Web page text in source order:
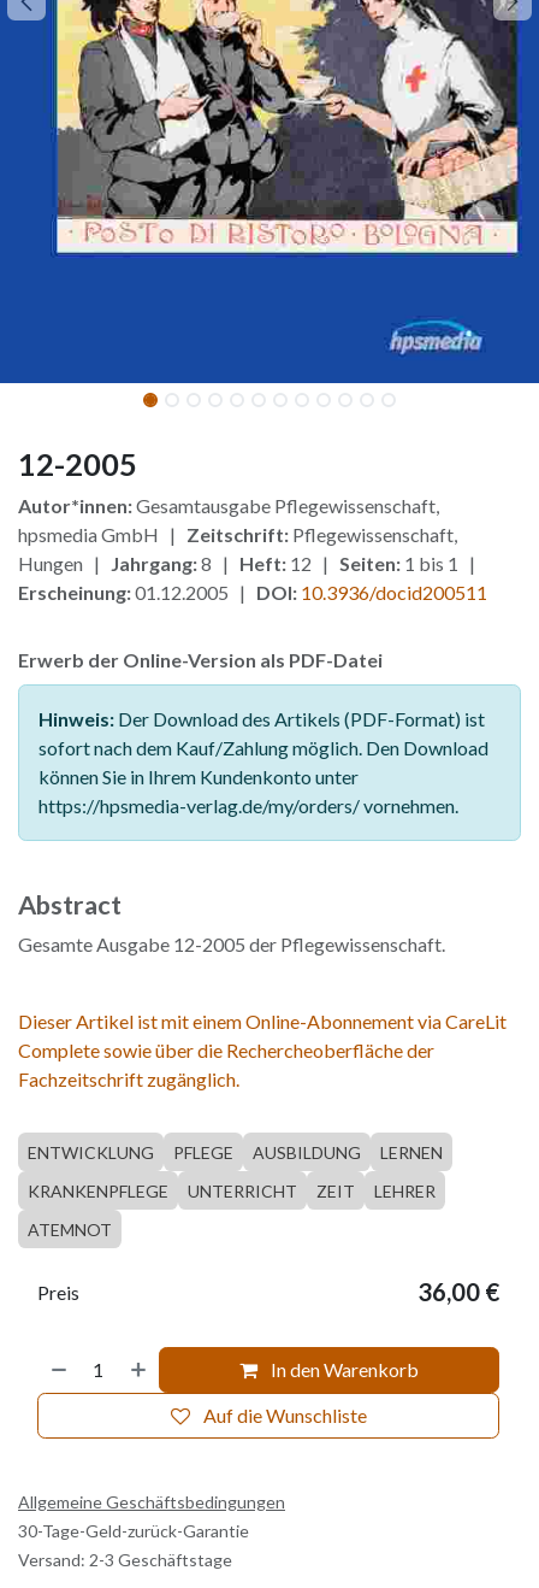
12-2005
Autor*innen:Gesamtausgabe Pflegewissenschaft,
hpsmedia GmbH | Zeitschrift: Pflegewissenschaft,
Hungen | Jahrgang:8 | Heft: 12 | Seiten: 1 bis 1 |
Erscheinung:01.12.2005 | DOI: 10.3936/docid200511
Erwerb der Online-Version als PDF-Datei
Hinweis: Der Download des Artikels (PDF-Format) ist
sofort nach dem Kauf/Zahlung möglich. Den Download
können Sie in Ihrem Kundenkonto unter
https://hpsmedia-verlag.de/my/orders/ vornehmen.
Abstract
Gesamte Ausgabe 12-2005 der Pflegewissenschaft.
Dieser Artikel ist mit einem Online-Abonnement via CareLit
Complete sowie über die Rechercheoberfläche der
Fachzeitschrift zugänglich.
ENTWICKLUNG PFLEGE AUSBILDUNG
LERNEN
KRANKENPFLEGE
UNTERRICHT ZEIT
LEHRER
ATEMNOT
In den Warenkorb
Auf die Wunschliste
Preis 36,00 €
Allgemeine Geschäftsbedingungen
30-Tage-Geld-zurück-Garantie
Versand: 2-3 Geschäftstage